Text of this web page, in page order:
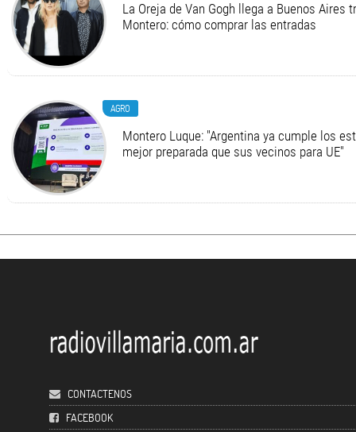
La Oreja de Van Gogh llega a Buenos Aires
Montero: cómo comprar las entradas
AGRO
Montero Luque: "Argentina ya cumple los
mejor preparada que sus vecinos para UE"
CONTACTENOS
FACEBOOK